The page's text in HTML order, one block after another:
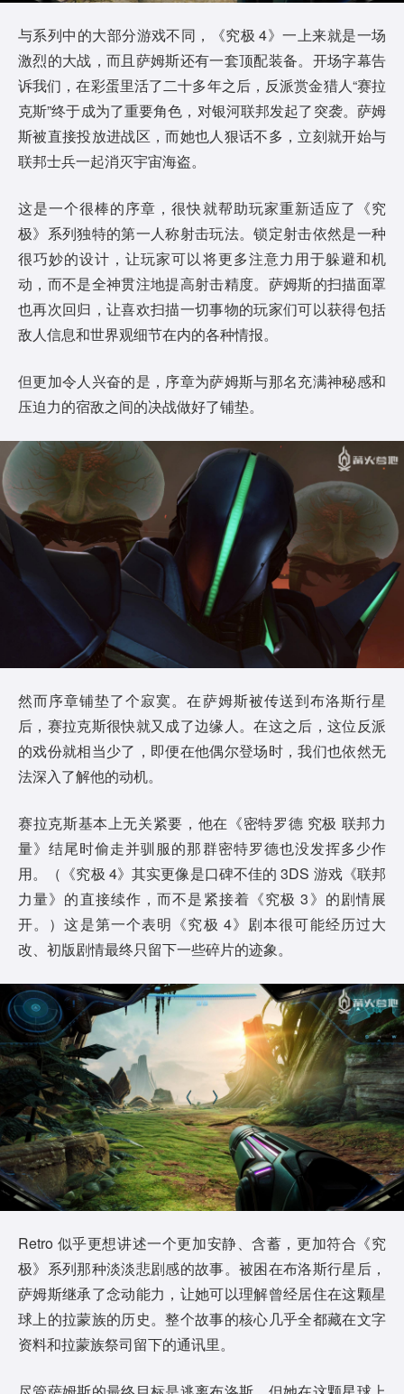
与系列中的大部分游戏不同，《究极 4》一上来就是一场
激烈的大战，而且萨姆斯还有一套顶配装备。开场字幕告
诉我们，在彩蛋里活了二十多年之后，反派赏金猎人“赛拉
克斯”终于成为了重要角色，对银河联邦发起了突袭。萨姆
斯被直接投放进战区，而她也人狠话不多，立刻就开始与
联邦士兵一起消灭宇宙海盗。
这是一个很棒的序章，很快就帮助玩家重新适应了《究
极》系列独特的第一人称射击玩法。锁定射击依然是一种
很巧妙的设计，让玩家可以将更多注意力用于躲避和机
动，而不是全神贯注地提高射击精度。萨姆斯的扫描面罩
也再次回归，让喜欢扫描一切事物的玩家们可以获得包括
敌人信息和世界观细节在内的各种情报。
但更加令人兴奋的是，序章为萨姆斯与那名充满神秘感和
压迫力的宿敌之间的决战做好了铺垫。
然而序章铺垫了个寂寞。在萨姆斯被传送到布洛斯行星
后，赛拉克斯很快就又成了边缘人。在这之后，这位反派
的戏份就相当少了，即便在他偶尔登场时，我们也依然无
法深入了解他的动机。
赛拉克斯基本上无关紧要，他在《密特罗德 究极 联邦力
量》结尾时偷走并驯服的那群密特罗德也没发挥多少作
用。（《究极 4》其实更像是口碑不佳的 3DS 游戏《联邦
力量》的直接续作，而不是紧接着《究极 3》的剧情展
开。）这是第一个表明《究极 4》剧本很可能经历过大
改、初版剧情最终只留下一些碎片的迹象。
Retro 似乎更想讲述一个更加安静、含蓄，更加符合《究
极》系列那种淡淡悲剧感的故事。被困在布洛斯行星后，
萨姆斯继承了念动能力，让她可以理解曾经居住在这颗星
球上的拉蒙族的历史。整个故事的核心几乎全都藏在文字
资料和拉蒙族祭司留下的通讯里。